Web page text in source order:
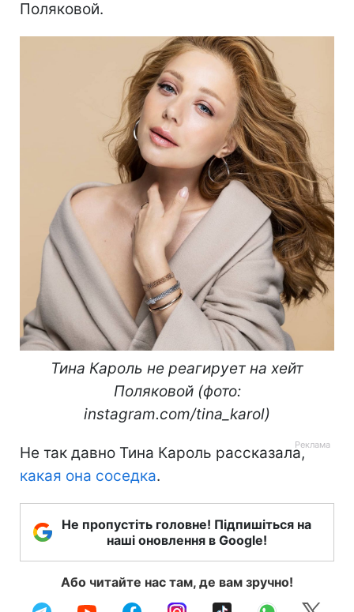
Поляковой.
Тина Кароль не реагирует на хейт
Поляковой (фото:
instagram.com/tina_karol)
Не так давно Тина Кароль рассказала,
какая она соседка.
Не пропустіть головне! Підпишіться на
наші оновлення в Google!
Або читайте нас там, де вам зручно!